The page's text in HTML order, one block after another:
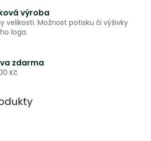
výroba
velikosti. Možnost potisku či výšivky
loga.
zdarma
Kč